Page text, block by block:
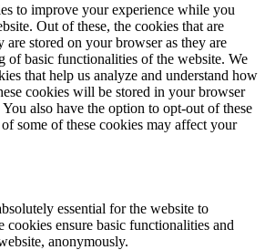
to improve your experience while you
Out of these, the cookies that are
are stored on your browser as they are
of basic functionalities of the website. We
that help us analyze and understand how
cookies will be stored in your browser
also have the option to opt-out of these
some of these cookies may affect your
essential for the website to
cookies ensure basic functionalities and
anonymously.